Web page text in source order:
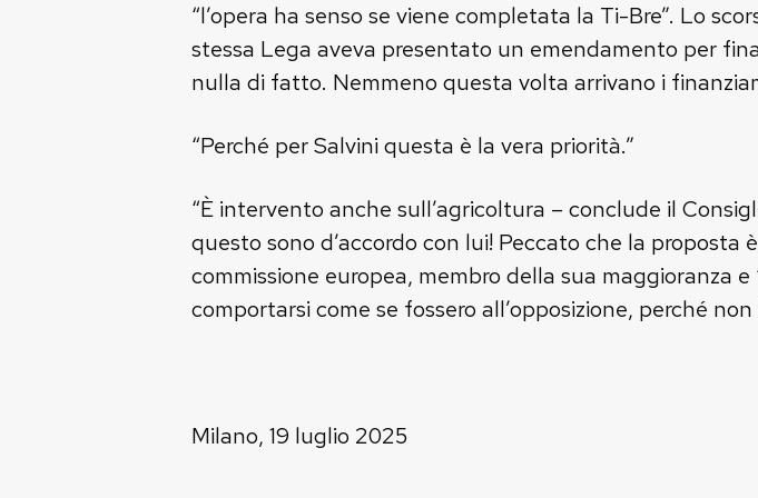
“l’opera ha senso se viene completata la Ti-Bre”. Lo
stessa Lega aveva presentato un emendamento per
nulla di fatto. Nemmeno questa volta arrivano i
“Perché per Salvini questa è la vera priorità.”
“È intervento anche sull’agricoltura – conclude il
questo sono d’accordo con lui! Peccato che la
commissione europea, membro della sua maggioranza
comportarsi come se fossero all’opposizione, perché non
Milano, 19 luglio 2025